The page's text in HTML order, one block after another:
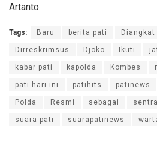
Artanto.
Tags: Baru berita pati Diangkat
Dirreskrimsus Djoko Ikuti
kabar pati kapolda Kombes
pati hari ini patihits patinews
Polda Resmi sebagai
suara pati suarapatinews